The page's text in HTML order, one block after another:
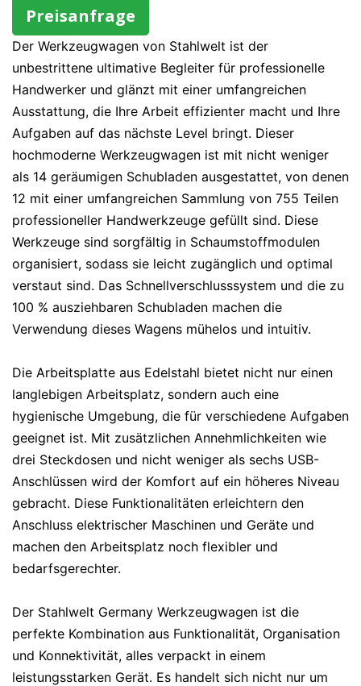
Preisanfrage
Der Werkzeugwagen von Stahlwelt ist der
unbestrittene ultimative Begleiter für professionelle
Handwerker und glänzt mit einer umfangreichen
Ausstattung, die Ihre Arbeit effizienter macht und Ihre
Aufgaben auf das nächste Level bringt. Dieser
hochmoderne Werkzeugwagen ist mit nicht weniger
als 14 geräumigen Schubladen ausgestattet, von denen
12 mit einer umfangreichen Sammlung von 755 Teilen
professioneller Handwerkzeuge gefüllt sind. Diese
Werkzeuge sind sorgfältig in Schaumstoffmodulen
organisiert, sodass sie leicht zugänglich und optimal
verstaut sind. Das Schnellverschlusssystem und die zu
100 % ausziehbaren Schubladen machen die
Verwendung dieses Wagens mühelos und intuitiv.
Die Arbeitsplatte aus Edelstahl bietet nicht nur einen
langlebigen Arbeitsplatz, sondern auch eine
hygienische Umgebung, die für verschiedene Aufgaben
geeignet ist. Mit zusätzlichen Annehmlichkeiten wie
drei Steckdosen und nicht weniger als sechs USB-
Anschlüssen wird der Komfort auf ein höheres Niveau
gebracht. Diese Funktionalitäten erleichtern den
Anschluss elektrischer Maschinen und Geräte und
machen den Arbeitsplatz noch flexibler und
bedarfsgerechter.
Der Stahlwelt Germany Werkzeugwagen ist die
perfekte Kombination aus Funktionalität, Organisation
und Konnektivität, alles verpackt in einem
leistungsstarken Gerät. Es handelt sich nicht nur um